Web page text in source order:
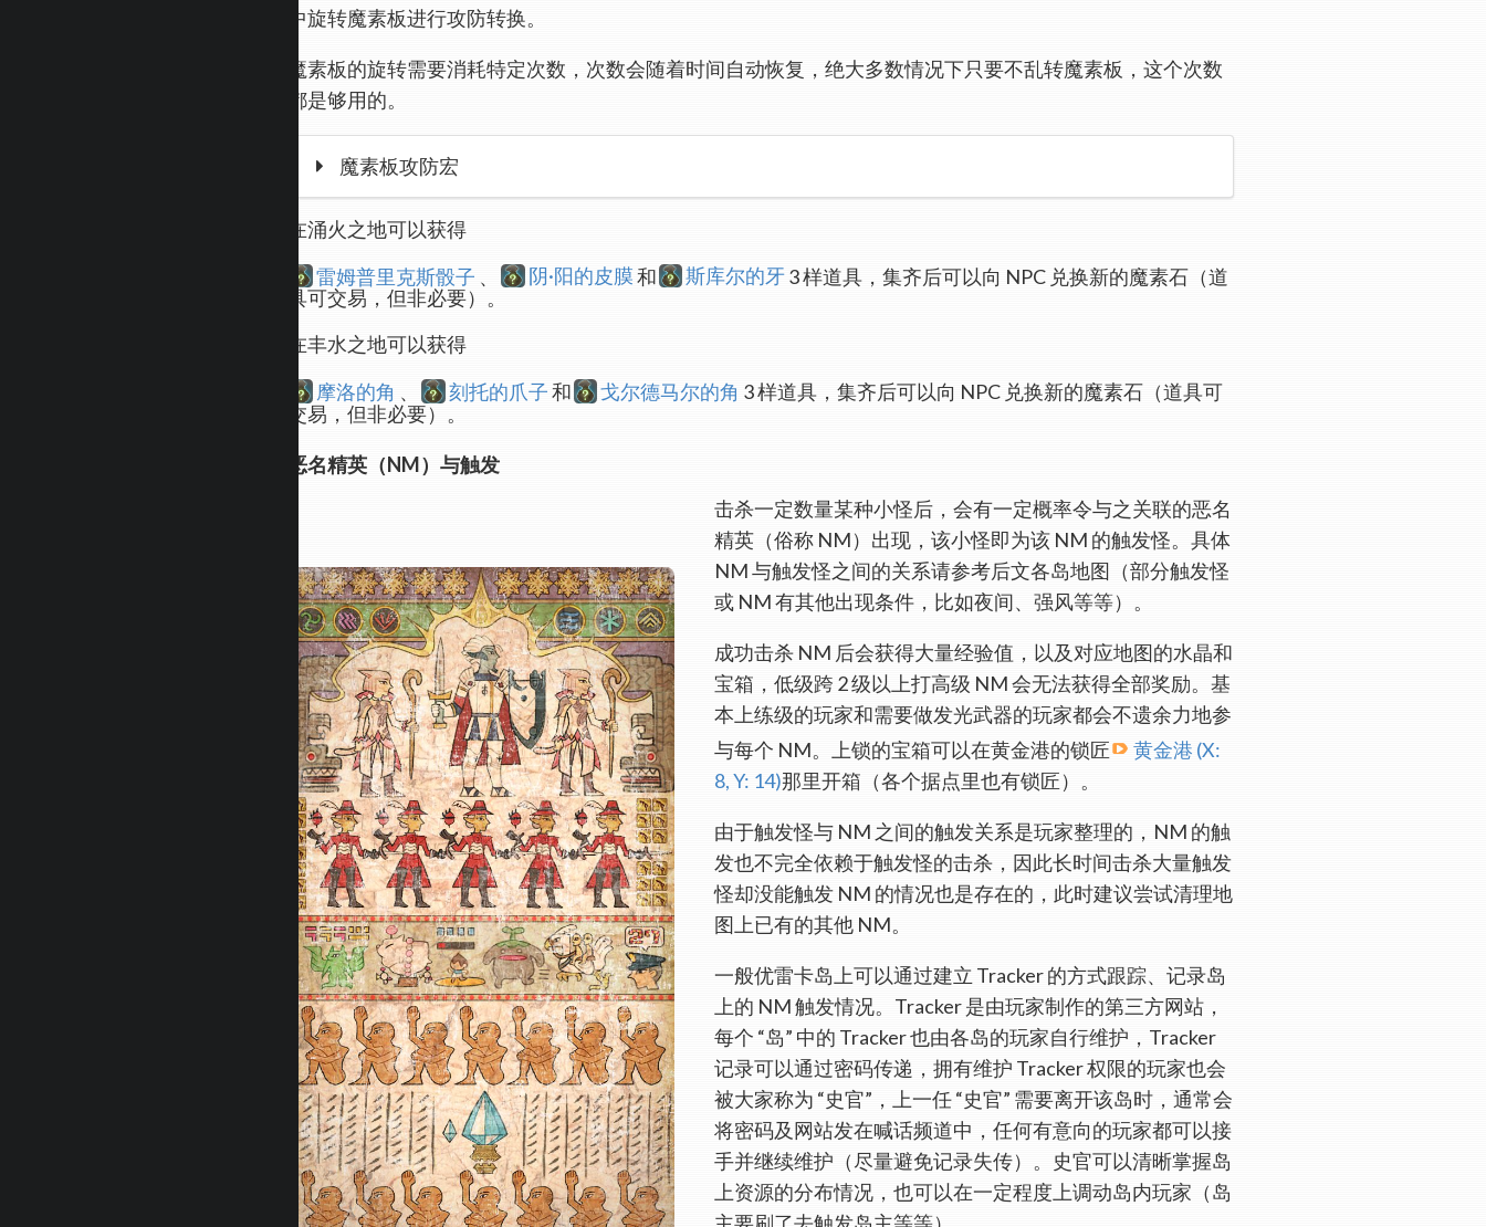
中旋转魔素板进行攻防转换。
魔素板的旋转需要消耗特定次数，次数会随着时间自动恢复，绝大多数情况下只要不乱转魔素板，这个次数
都是够用的。
魔素板攻防宏
在涌火之地可以获得
雷姆普里克斯骰子
阴·阳的皮膜和 斯库尔的牙3 样道具，集齐后可以向 NPC 兑换新的魔素石（道
具可交易，但非必要）。
在丰水之地可以获得
摩洛的角 、 刻托的爪子和 戈尔德马尔的角 3 样道具，集齐后可以向 NPC 兑换新的魔素石（道具可
交易，但非必要）。
恶名精英（NM）与触发
击杀一定数量某种小怪后，会有一定概率令与之关联的恶名
精英（俗称 NM）出现，该小怪即为该 NM 的触发怪。具体
NM 与触发怪之间的关系请参考后文各岛地图（部分触发怪
或 NM 有其他出现条件，比如夜间、强风等等）。
成功击杀 NM 后会获得大量经验值，以及对应地图的水晶和
宝箱，低级跨 2 级以上打高级 NM 会无法获得全部奖励。基
本上练级的玩家和需要做发光武器的玩家都会不遗余力地参
与每个 NM。上锁的宝箱可以在黄金港的锁匠
黄金港 (X:
8, Y: 14)那里开箱（各个据点里也有锁匠）。
由于触发怪与 NM 之间的触发关系是玩家整理的，NM 的触
发也不完全依赖于触发怪的击杀，因此长时间击杀大量触发
怪却没能触发 NM 的情况也是存在的，此时建议尝试清理地
图上已有的其他 NM。
一般优雷卡岛上可以通过建立 Tracker 的方式跟踪、记录岛
上的 NM 触发情况。Tracker 是由玩家制作的第三方网站，
每个 “岛” 中的 Tracker 也由各岛的玩家自行维护，Tracker
记录可以通过密码传递，拥有维护 Tracker 权限的玩家也会
被大家称为 “史官”，上一任 “史官” 需要离开该岛时，通常会
将密码及网站发在喊话频道中，任何有意向的玩家都可以接
手并继续维护（尽量避免记录失传）。史官可以清晰掌握岛
上资源的分布情况，也可以在一定程度上调动岛内玩家（岛